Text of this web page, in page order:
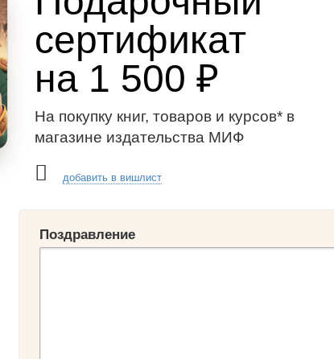
сертификат
на 1 500 ₽
На покупку книг, товаров и курсов* в
магазине издательства МИФ
добавить в вишлист
Поздравление